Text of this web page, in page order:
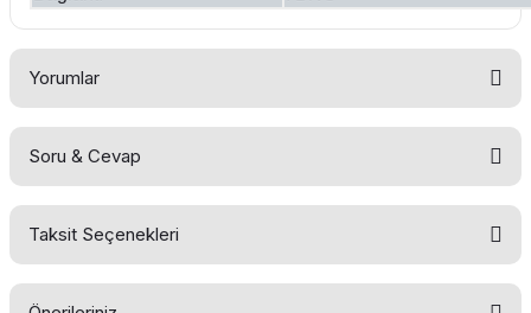
Yorumlar
Yorum Yaz
Soru & Cevap
Taksit Seçenekleri